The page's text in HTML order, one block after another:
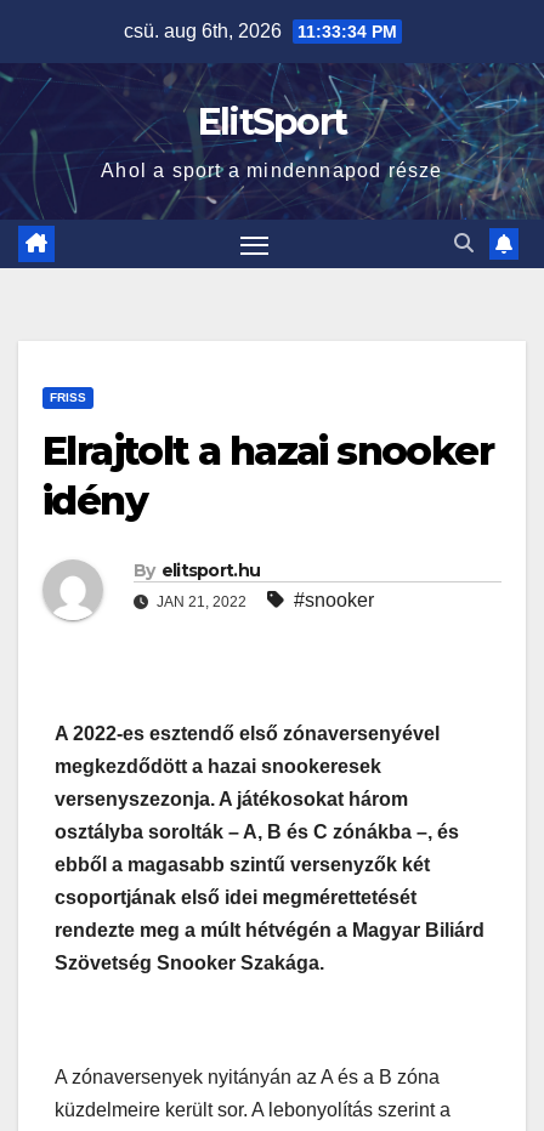
content
csü. aug 6th, 2026 11:33:35 PM
ElitSport
Ahol a sport a mindennapod része
FRISS
Elrajtolt a hazai snooker
idény
By elitsport.hu
JAN 21, 2022 #snooker
A 2022-es esztendő első zónaversenyével
megkezdődött a hazai snookeresek
versenyszezonja. A játékosokat három
osztályba sorolták – A, B és C zónákba –, és
ebből a magasabb szintű versenyzők két
csoportjának első idei megmérettetését
rendezte meg a múlt hétvégén a Magyar Biliárd
Szövetség Snooker Szakága.
A zónaversenyek nyitányán az A és a B zóna
küzdelmeire került sor. A lebonyolítás szerint a